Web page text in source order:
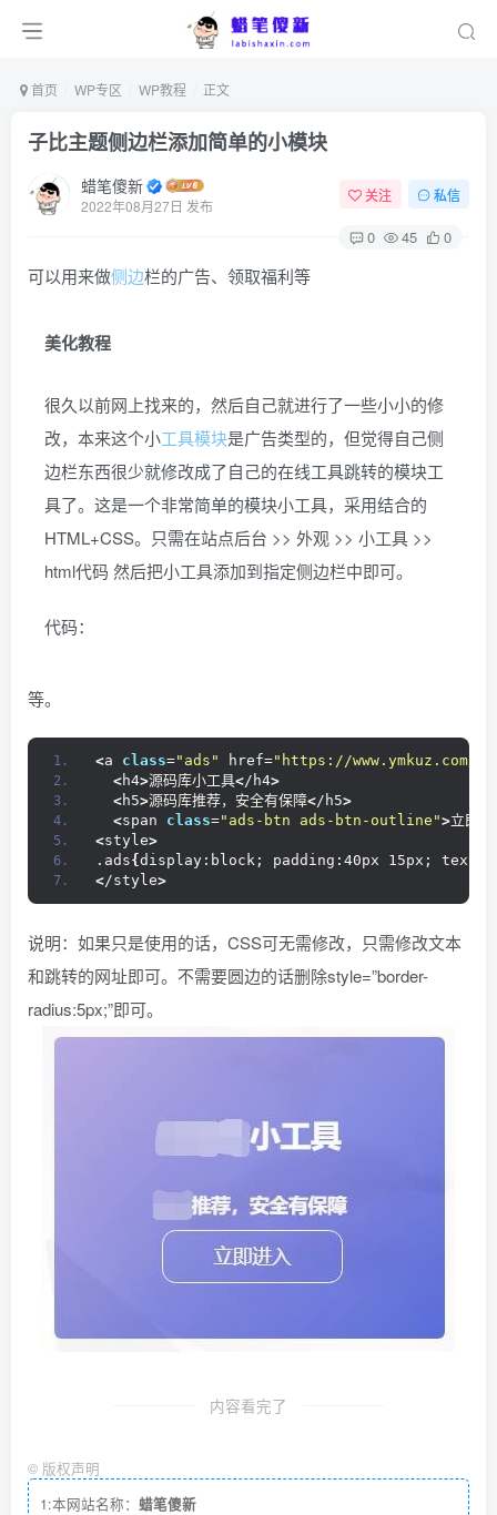
首页 WP专区 WP教程 正文
子比主题侧边栏添加简单的小模块
蜡笔傻新
2022年08月27日 发布
关注 私信
0 45 0
可以用来做侧边栏的广告、领取福利等
美化教程
很久以前网上找来的，然后自己就进行了一些小小的修
改，本来这个小工具模块是广告类型的，但觉得自己侧
边栏东西很少就修改成了自己的在线工具跳转的模块工
具了。这是一个非常简单的模块小工具，采用结合的
HTML+CSS。只需在站点后台 >> 外观 >> 小工具 >>
html代码 然后把小工具添加到指定侧边栏中即可。
代码：
等。
<a class="ads" href="https://www.ymkuz.com/"
<h4>源码库小工具</h4>
<h5>源码库推荐，安全有保障</h5>
<span class="ads-btn ads-btn-outline">立即进
<style>
.ads{ display:block; padding:40px 15px;
</style>
说明：如果只是使用的话，CSS可无需修改，只需修改文本
和跳转的网址即可。不需要圆边的话删除style=”border-
radius:5px;”即可。
内容看完了
© 版权声明
1:本网站名称： 蜡笔傻新